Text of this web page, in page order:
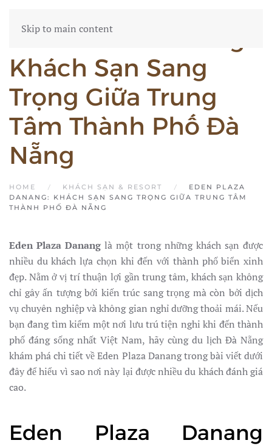
Skip to main content
Eden Plaza Danang:
Khách Sạn Sang
Trọng Giữa Trung
Tâm Thành Phố Đà
Nẵng
HOME KHÁCH SẠN & RESORT
EDEN PLAZA
DANANG: KHÁCH SẠN SANG TRỌNG GIỮA TRUNG TÂM
THÀNH PHỐ ĐÀ NẴNG
Eden Plaza Danang là một trong những khách sạn được
nhiều du khách lựa chọn khi đến với thành phố biển xinh
đẹp. Nằm ở vị trí thuận lợi gần trung tâm, khách sạn không
chỉ gây ấn tượng bởi kiến trúc sang trọng mà còn bởi dịch
vụ chuyên nghiệp và không gian nghỉ dưỡng thoải mái. Nếu
bạn đang tìm kiếm một nơi lưu trú tiện nghi khi đến thành
phố đáng sống nhất Việt Nam, hãy cùng du lịch Đà Nẵng
khám phá chi tiết về Eden Plaza Danang trong bài viết dưới
đây để hiểu vì sao nơi này lại được nhiều du khách đánh giá
cao.
Eden Plaza Danang